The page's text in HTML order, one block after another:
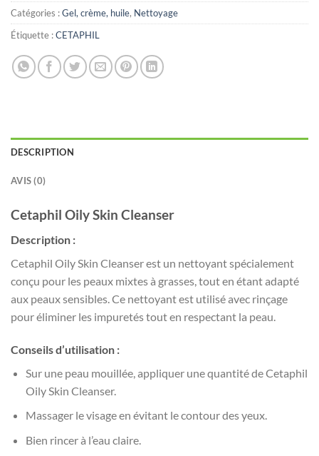
Catégories :Gel, crème, huile, Nettoyage
Étiquette :CETAPHIL
DESCRIPTION
AVIS (0)
Cetaphil Oily Skin Cleanser
Description :
Cetaphil Oily Skin Cleanser est un nettoyant spécialement
conçu pour les peaux mixtes à grasses, tout en étant adapté
aux peaux sensibles. Ce nettoyant est utilisé avec rinçage
pour éliminer les impuretés tout en respectant la peau.
Conseils d’utilisation :
Sur une peau mouillée, appliquer une quantité de Cetaphil
Oily Skin Cleanser.
Massager le visage en évitant le contour des yeux.
Bien rincer à l’eau claire.